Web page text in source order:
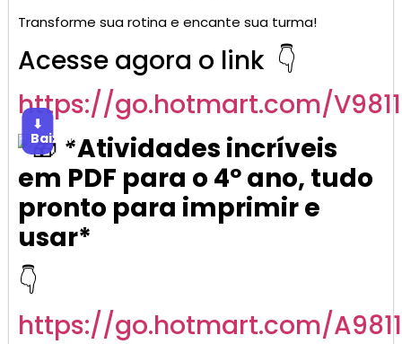
Transforme sua rotina e encante sua turma!
Acesse agora o link 👇
https://go.hotmart.com/
⬇
Baixar*Atividades incríveis
em PDF para o 4º ano, tudo
pronto para imprimir e
usar*
👇
https://go.hotmart.com/